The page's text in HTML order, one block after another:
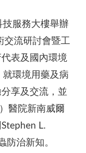
服務大樓舉辦
流研討會暨工
表及國內環境
環境用藥及病
享及交流，並
醫院新南威爾
L.
防治新知。